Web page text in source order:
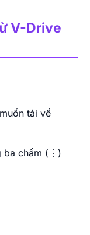
V-Drive
tải về
ba chấm (⋮)